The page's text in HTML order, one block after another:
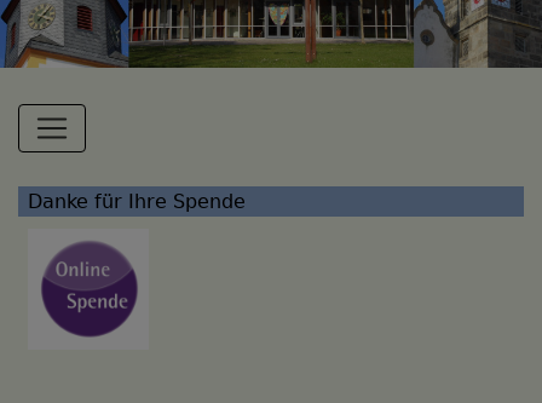
Hauptnavigation
Danke für Ihre Spende